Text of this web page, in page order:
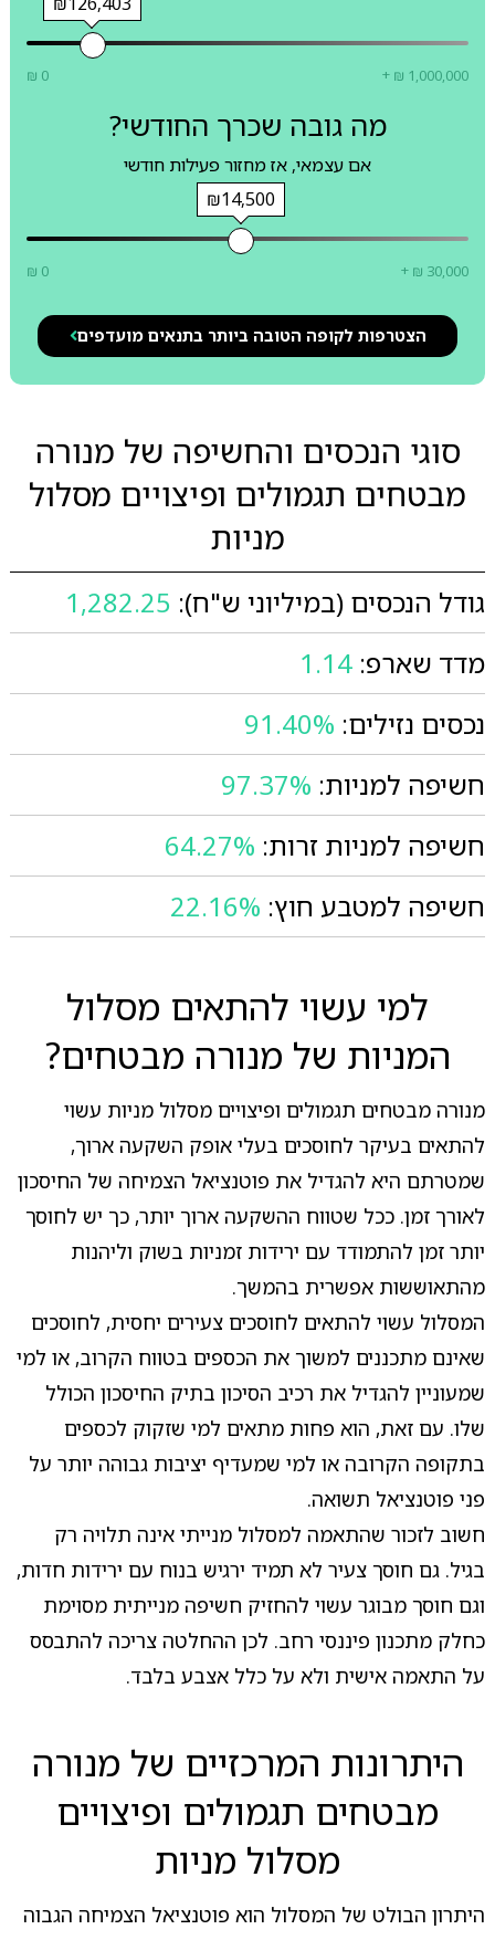
₪ 0 + ₪ 1,000,000
מה גובה שכרך החודשי?
אם עצמאי, אז מחזור פעילות חודשי
₪14,500
₪ 0 + ₪ 30,000
הצטרפות לקופה הטובה ביותר בתנאים מועדפים
סוגי הנכסים והחשיפה של מנורה
מבטחים תגמולים ופיצויים מסלול
מניות
גודל הנכסים (במיליוני ש"ח): 1,282.25
מדד שארפ: 1.14
נכסים נזילים: 91.40%
חשיפה למניות: 97.37%
חשיפה למניות זרות: 64.27%
חשיפה למטבע חוץ: 22.16%
למי עשוי להתאים מסלול
המניות של מנורה מבטחים?
מנורה מבטחים תגמולים ופיצויים מסלול מניות עשוי
להתאים בעיקר לחוסכים בעלי אופק השקעה ארוך,
שמטרתם היא להגדיל את פוטנציאל הצמיחה של החיסכון
לאורך זמן. ככל שטווח ההשקעה ארוך יותר, כך יש לחוסך
יותר זמן להתמודד עם ירידות זמניות בשוק וליהנות
מהתאוששות אפשרית בהמשך.
המסלול עשוי להתאים לחוסכים צעירים יחסית, לחוסכים
שאינם מתכננים למשוך את הכספים בטווח הקרוב, או למי
שמעוניין להגדיל את רכיב הסיכון בתיק החיסכון הכולל
שלו. עם זאת, הוא פחות מתאים למי שזקוק לכספים
בתקופה הקרובה או למי שמעדיף יציבות גבוהה יותר על
פני פוטנציאל תשואה.
חשוב לזכור שהתאמה למסלול מנייתי אינה תלויה רק
בגיל. גם חוסך צעיר לא תמיד ירגיש בנוח עם ירידות חדות,
וגם חוסך מבוגר עשוי להחזיק חשיפה מנייתית מסוימת
כחלק מתכנון פיננסי רחב. לכן ההחלטה צריכה להתבסס
על התאמה אישית ולא על כלל אצבע בלבד.
היתרונות המרכזיים של מנורה
מבטחים תגמולים ופיצויים
מסלול מניות
היתרון הבולט של המסלול הוא פוטנציאל הצמיחה הגבוה